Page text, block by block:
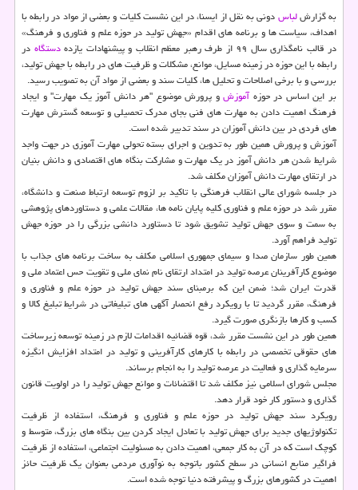
به گزارشلباسدونی به نقل از ایسنا، در این نشست کلیات و بعضی از مواد در رابطه با
اهداف، سیاست ها و برنامه های اقدام «جهش تولید در حوزه علم و فناوری و فرهنگ»
در قالب نامگذاری سال ۹۹ از طرف رهبر معظم انقلاب و پیشنهادات یازده
دستگاه در
رابطه با این حوزه در زمینه مسایل، موانع، مشکلات و ظرفیت های در رابطه با جهش تولید،
بررسی و با برخی اصلاحات و تحلیل ها، کلیات سند و بعضی از مواد آن به تصویب رسید.
بر این اساس در حوزهآموزشو پرورش موضوع "هر دانش آموز یک مهارت" و ایجاد
فرهنگ اهمیت دادن به مهارت های فنی بجای مدرک تحصیلی و توسعه گسترش مهارت
های فردی در بین دانش آموزان در سند تدبیر شده است.
آموزش و پرورش همین طور به تدوین و اجرای بسته تحولی مهارت آموزی در جهت واجد
شرایط شدن هر دانش آموز در یک مهارت و مشارکت بنگاه های اقتصادی و دانش بنیان
در ارتقای مهارت دانش آموزان مکلف شد.
در جلسه شورای عالی انقلاب فرهنگی با تاکید بر لزوم توسعه ارتباط صنعت و دانشگاه،
مقرر شد در حوزه علم و فناوری کلیه پایان نامه ها، مقالات علمی و دستاوردهای پژوهشی
به سمت و سوی جهش تولید تشویق شود تا دستاورد دانشی بزرگی را در حوزه جهش
تولید فراهم آورد.
همین طور سازمان صدا و سیمای جمهوری اسلامی مکلف به ساخت برنامه های جذاب با
موضوع کارآفرینان عرصه تولید در امتداد ارتقای نام نمای ملی و تقویت حس اعتماد ملی و
قدرت ایران شد؛ ضمن این که برمبنای سند جهش تولید در حوزه علم و فناوری و
فرهنگ، مقرر گردید تا با رویکرد رفع انحصار آگهی های تبلیغاتی در شرایط تبلیغ کالا و
کسب و کارها بازنگری صورت گیرد.
همین طور در این نشست مقرر شد، قوه قضائیه اقدامات لازم در زمینه توسعه زیرساخت
های حقوقی تخصصی در رابطه با کارهای کارآفرینی و تولید در امتداد افزایش انگیزه
سرمایه گذاری و فعالیت در عرصه تولید را به انجام برساند.
مجلس شورای اسلامی نیز مکلف شد تا اقتضائات و موانع جهش تولید را در اولویت قانون
گذاری و دستور کار خود قرار دهد.
رویکرد سند جهش تولید در حوزه علم و فناوری و فرهنگ، استفاده از ظرفیت
تکنولوژیهای جدید برای جهش تولید با تعادل ایجاد کردن بین بنگاه های بزرگ، متوسط و
کوچک است که در آن به کار جمعی، اهمیت دادن به مسئولیت اجتماعی، استفاده از ظرفیت
فراگیر منابع انسانی در سطح کشور باتوجه به نوآوری مردمی بعنوان یک ظرفیت حائز
اهمیت در کشورهای بزرگ و پیشرفته دنیا توجه شده است.